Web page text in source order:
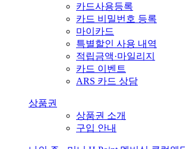
카드사용등록
카드 비밀번호 등록
마이카드
특별할인 사용 내역
적립금액·마일리지
카드 이벤트
ARS 카드 상담
상품권
상품권 소개
구입 안내